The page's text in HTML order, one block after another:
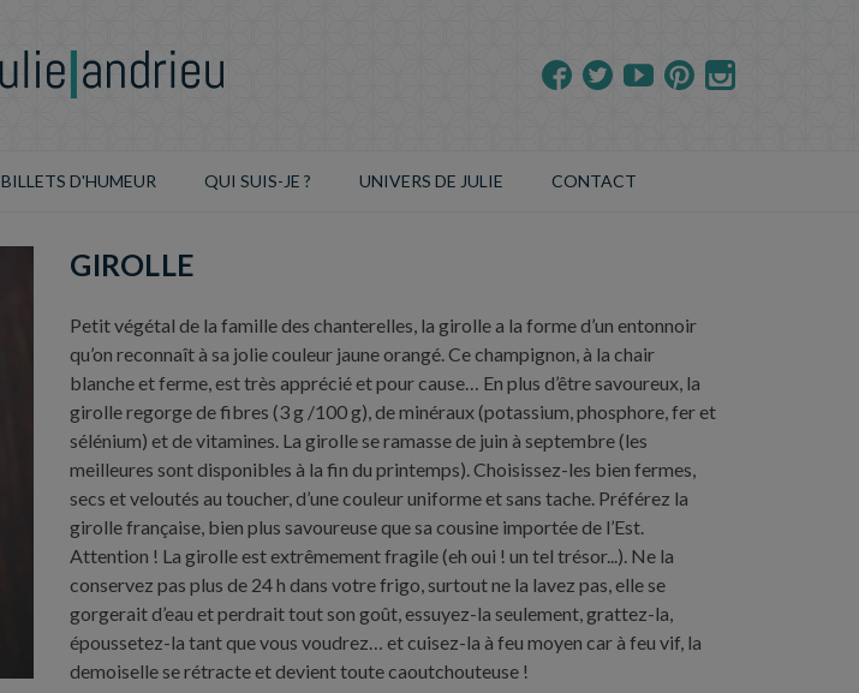
BILLETS D'HUMEUR QUI SUIS-JE ? UNIVERS DE JULIE CONTACT
GIROLLE
Petit végétal de la famille des chanterelles, la girolle a la forme d’un entonnoir
qu’on reconnaît à sa jolie couleur jaune orangé. Ce champignon, à la chair
blanche et ferme, est très apprécié et pour cause… En plus d’être savoureux, la
girolle regorge de fibres (3 g /100 g), de minéraux (potassium, phosphore, fer et
sélénium) et de vitamines. La girolle se ramasse de juin à septembre (les
meilleures sont disponibles à la fin du printemps). Choisissez-les bien fermes,
secs et veloutés au toucher, d’une couleur uniforme et sans tache. Préférez la
girolle française, bien plus savoureuse que sa cousine importée de l’Est.
Attention ! La girolle est extrêmement fragile (eh oui ! un tel trésor...). Ne la
conservez pas plus de 24 h dans votre frigo, surtout ne la lavez pas, elle se
gorgerait d’eau et perdrait tout son goût, essuyez-la seulement, grattez-la,
époussetez-la tant que vous voudrez… et cuisez-la à feu moyen car à feu vif, la
demoiselle se rétracte et devient toute caoutchouteuse !